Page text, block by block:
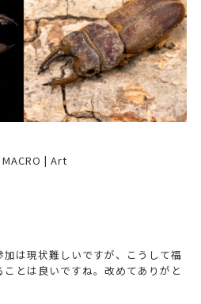
| Art
は現状難しいですが、こうして福
とは良いですね。改めてありがと